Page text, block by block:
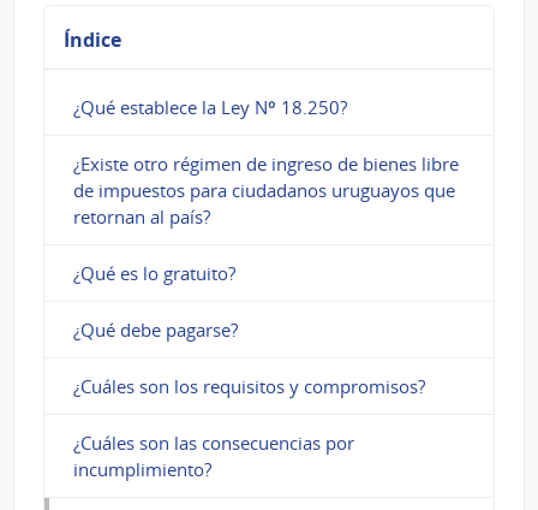
Índice
¿Qué establece la Ley Nº 18.250?
¿Existe otro régimen de ingreso de bienes libre
de impuestos para ciudadanos uruguayos que
retornan al país?
¿Qué es lo gratuito?
¿Qué debe pagarse?
¿Cuáles son los requisitos y compromisos?
¿Cuáles son las consecuencias por
incumplimiento?